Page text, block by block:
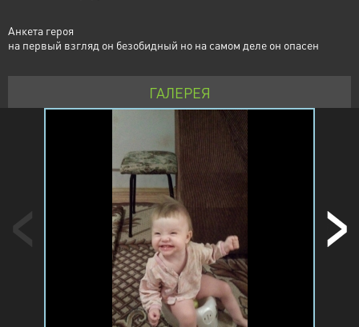
Анкета героя
на первый взгляд он безобидный но на самом деле он опасен
ГАЛЕРЕЯ